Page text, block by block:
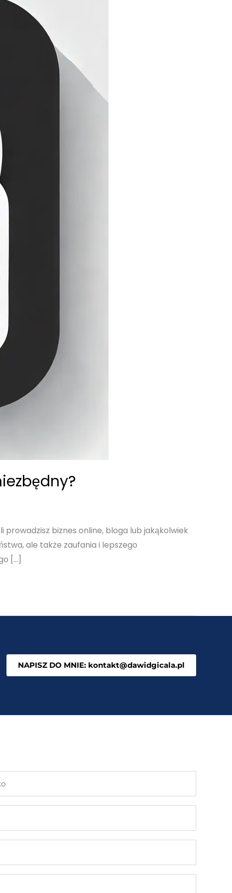
biznes online, bloga lub jakąkolwiek
ale także zaufania i lepszego
[…]
NAPISZ DO MNIE: kontakt@dawidgicala.pl